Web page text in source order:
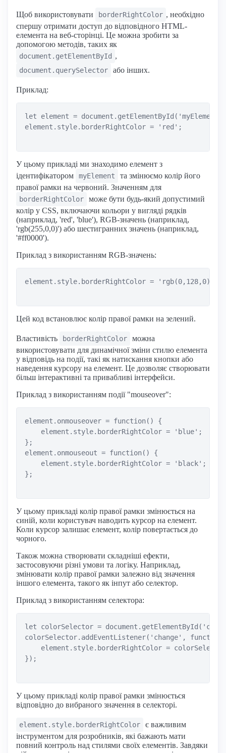
Щоб використовувати borderRightColor , необхідно
спершу отримати доступ до відповідного HTML-
елемента на веб-сторінці. Це можна зробити за
допомогою методів, таких як
document.getElementById ,
document.querySelector або інших.
Приклад:
let element =
element.style.borderRightColor = 'red';
У цьому прикладі ми знаходимо елемент з
ідентифікатором
myElement
та змінюємо колір його
правої рамки на червоний. Значенням для
borderRightColor
може бути будь-який допустимий
колір у CSS, включаючи кольори у вигляді рядків
(наприклад, 'red', 'blue'), RGB-значень (наприклад,
'rgb(255,0,0)') або шестигранних значень (наприклад,
'#ff0000').
Приклад з використанням RGB-значень:
element.style.borderRightColor = 'rgb(0,128,0)';
Цей код встановлює колір правої рамки на зелений.
Властивість borderRightColor
можна
використовувати для динамічної зміни стилю елемента
у відповідь на події, такі як натискання кнопки або
наведення курсору на елемент. Це дозволяє створювати
більш інтерактивні та привабливі інтерфейси.
Приклад з використанням події "mouseover":
element.onmouseover = function() {
    element.style.borderRightColor = 'blue';
};
element.onmouseout = function() {
    element.style.borderRightColor = 'black';
};
У цьому прикладі колір правої рамки змінюється на
синій, коли користувач наводить курсор на елемент.
Коли курсор залишає елемент, колір повертається до
чорного.
Також можна створювати складніші ефекти,
застосовуючи різні умови та логіку. Наприклад,
змінювати колір правої рамки залежно від значення
іншого елемента, такого як інпут або селектор.
Приклад з використанням селектора:
let colorSelector =
colorSelector.addEventListener('change',
element.style.borderRightColor =
});
У цьому прикладі колір правої рамки змінюється
відповідно до вибраного значення в селекторі.
element.style.borderRightColor
є важливим
інструментом для розробників, які бажають мати
повний контроль над стилями своїх елементів. Завдяки